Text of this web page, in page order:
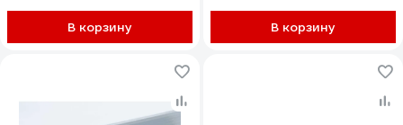
В корзину В корзину